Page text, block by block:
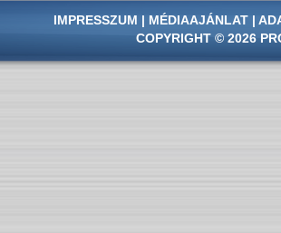
IMPRESSZUM | MÉDIAAJÁNLAT |
COPYRIGHT © 2026